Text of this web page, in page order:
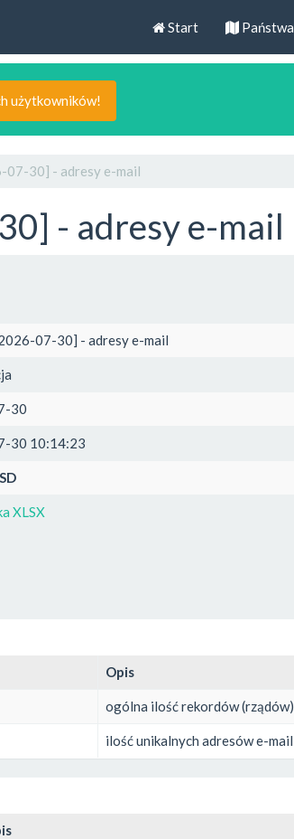
Start Państwa
użytkowników!
07-30] - adresy e-mail
- adresy e-mail
07-30] - adresy e-mail
30
30 10:14:23
XLSX
Opis
ogólna ilość rekordów (rządów)
ilość unikalnych adresów e-mail